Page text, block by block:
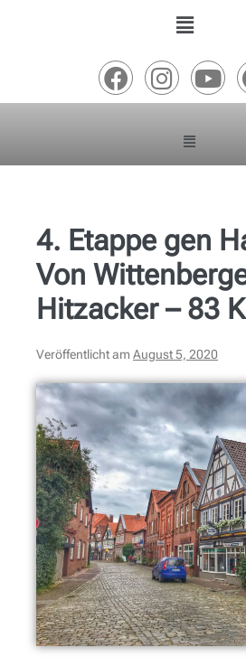
4. Etappe gen
Von
Hitzacker – 83
Veröffentlicht am August 5, 2020